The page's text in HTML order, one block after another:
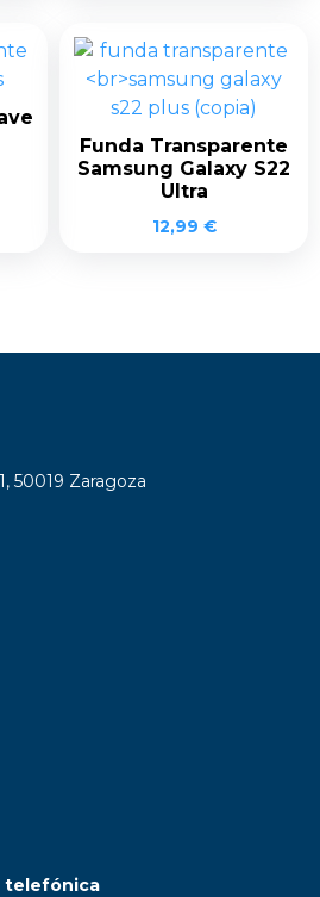
Funda Transparente
Samsung Galaxy S22
Ultra
12,99 €
50019 Zaragoza
telefónica